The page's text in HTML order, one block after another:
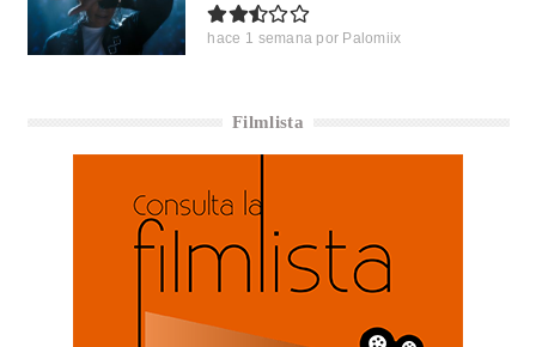
hace 1 semana por Palomiix
Filmlista